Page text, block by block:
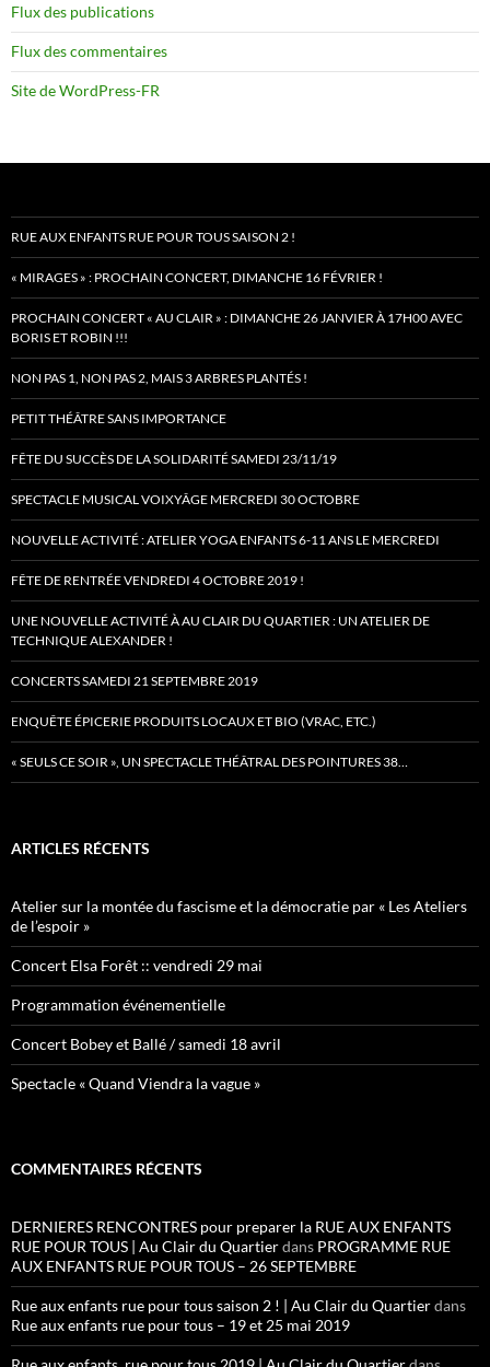
Flux des publications
Flux des commentaires
Site de WordPress-FR
RUE AUX ENFANTS RUE POUR TOUS SAISON 2 !
« MIRAGES » : PROCHAIN CONCERT, DIMANCHE 16 FÉVRIER !
PROCHAIN CONCERT « AU CLAIR » : DIMANCHE 26 JANVIER À 17H00 AVEC
BORIS ET ROBIN !!!
NON PAS 1, NON PAS 2, MAIS 3 ARBRES PLANTÉS !
PETIT THÉÂTRE SANS IMPORTANCE
FÊTE DU SUCCÈS DE LA SOLIDARITÉ SAMEDI 23/11/19
SPECTACLE MUSICAL VOIXYÂGE MERCREDI 30 OCTOBRE
NOUVELLE ACTIVITÉ : ATELIER YOGA ENFANTS 6-11 ANS LE MERCREDI
FÊTE DE RENTRÉE VENDREDI 4 OCTOBRE 2019 !
UNE NOUVELLE ACTIVITÉ À AU CLAIR DU QUARTIER : UN ATELIER DE
TECHNIQUE ALEXANDER !
CONCERTS SAMEDI 21 SEPTEMBRE 2019
ENQUÊTE ÉPICERIE PRODUITS LOCAUX ET BIO (VRAC, ETC.)
« SEULS CE SOIR », UN SPECTACLE THÉÂTRAL DES POINTURES 38…
ARTICLES RÉCENTS
Atelier sur la montée du fascisme et la démocratie par « Les Ateliers
de l’espoir »
Concert Elsa Forêt :: vendredi 29 mai
Programmation événementielle
Concert Bobey et Ballé / samedi 18 avril
Spectacle « Quand Viendra la vague »
COMMENTAIRES RÉCENTS
DERNIERES RENCONTRES pour preparer la RUE AUX ENFANTS
RUE POUR TOUS | Au Clair du Quartierdans PROGRAMME RUE
AUX ENFANTS RUE POUR TOUS – 26 SEPTEMBRE
Rue aux enfants rue pour tous saison 2 ! | Au Clair du Quartierdans
Rue aux enfants rue pour tous – 19 et 25 mai 2019